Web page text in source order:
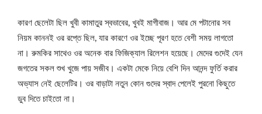
কারণ ছেলেটা ছিল খুবী কামাতুর স্বভাবের, খুবই মাগীবাজ। আর মে পটানোর সব
নিয়ম কাননই ওর রপ্তে ছিল, যার কারণে ওর ইচ্ছে পূরণ হতে বেশী সময় লাগতো
না। রুমকির সাথেও ওর অনেক বার ফিজিক্যাল রিলেশন হয়েছে। মেদের গুদেই যেন
জগতের সকল শুখ খুজে পায় সজীব। একটা মেকে নিয়ে বেশি দিন আনন্দ ফুর্তি করার
অভ্যাস নেই ছেলেটির। ওর বাড়াটা নতুন কোন গুদের স্বাদ পেলেই পুরনো কিছুতে
ডুব দিতে চাইতো না।